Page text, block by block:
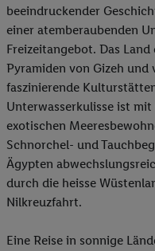
beeindruckender
einer atemberaubenden
Freizeitangebot. Das
Pyramiden von Gizeh und
faszinierende
Unterwasserkulisse ist
exotischen
Schnorchel- und
Ägypten
durch die heisse
Nilkreuzfahrt.
Eine Reise in sonnige